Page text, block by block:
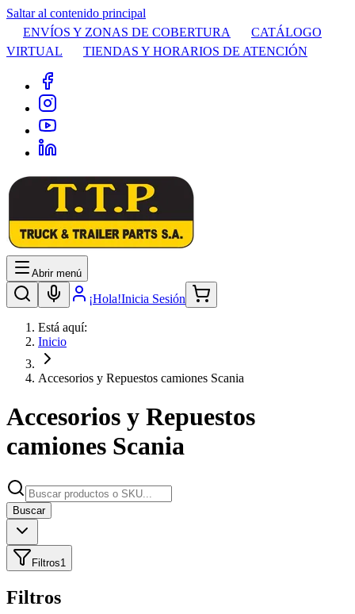
Saltar al contenido principal
ENVÍOS Y ZONAS DE COBERTURA
CATÁLOGO
VIRTUAL
TIENDAS Y HORARIOS DE ATENCIÓN
Abrir menú
¡Hola!Inicia Sesión
Está aquí:
Inicio
Accesorios y Repuestos camiones Scania
Accesorios y Repuestos
camiones Scania
Buscar
Filtros1
Filtros